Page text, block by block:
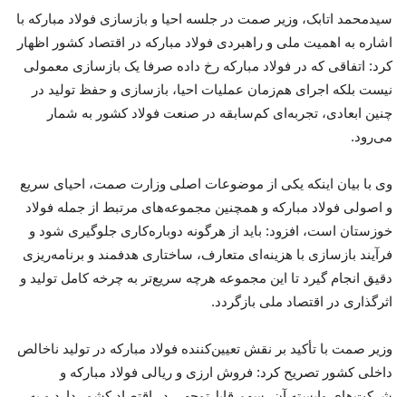
سیدمحمد اتابک، وزیر صمت در جلسه احیا و بازسازی فولاد مبارکه با
اشاره به اهمیت ملی و راهبردی فولاد مبارکه در اقتصاد کشور اظهار
کرد: اتفاقی که در فولاد مبارکه رخ داده صرفا یک بازسازی معمولی
نیست بلکه اجرای هم‌زمان عملیات احیا، بازسازی و حفظ تولید در
چنین ابعادی، تجربه‌ای کم‌سابقه در صنعت فولاد کشور به شمار
می‌رود.
وی با بیان اینکه یکی از موضوعات اصلی وزارت صمت، احیای سریع
و اصولی فولاد مبارکه و همچنین مجموعه‌های مرتبط از جمله فولاد
خوزستان است، افزود: باید از هرگونه دوباره‌کاری جلوگیری شود و
فرآیند بازسازی با هزینه‌ای متعارف، ساختاری هدفمند و برنامه‌ریزی
دقیق انجام گیرد تا این مجموعه هرچه سریع‌تر به چرخه کامل تولید و
اثرگذاری در اقتصاد ملی بازگردد.
وزیر صمت با تأکید بر نقش تعیین‌کننده فولاد مبارکه در تولید ناخالص
داخلی کشور تصریح کرد: فروش ارزی و ریالی فولاد مبارکه و